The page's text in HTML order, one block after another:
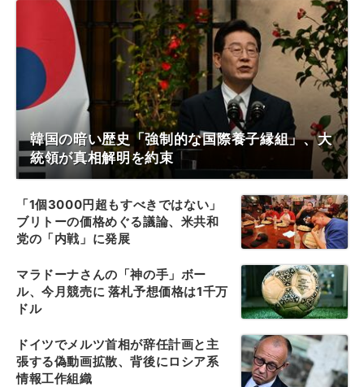
韓国の暗い歴史「強制的な国際養子縁組」、大
統領が真相解明を約束
「1個3000円超もすべきではない」
ブリトーの価格めぐる議論、米共和
党の「内戦」に発展
マラドーナさんの「神の手」ボー
ル、今月競売に 落札予想価格は1千万
ドル
ドイツでメルツ首相が辞任計画と主
張する偽動画拡散、背後にロシア系
情報工作組織